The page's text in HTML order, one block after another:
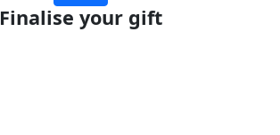
Finalise your gift